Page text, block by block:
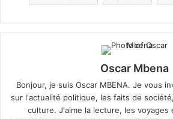
Oscar Mbena
Bonjour, je suis Oscar MBENA. Je vous
sur l'actualité politique, les faits de
culture. J'aime la lecture, les voyages